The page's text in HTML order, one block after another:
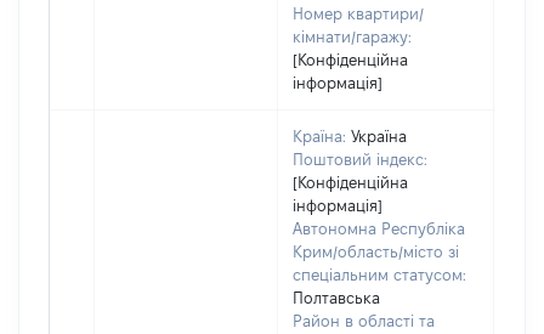
Номер квартири/
кімнати/гаражу:
[Конфіденційна
інформація]
Країна: Україна
Поштовий індекс:
[Конфіденційна
інформація]
Автономна Республіка
Крим/область/місто зі
спеціальним статусом:
Полтавська
Район в області та